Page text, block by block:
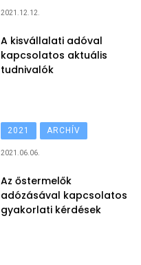
2021.12.12.
A kisvállalati adóval
kapcsolatos aktuális
tudnivalók
2021 ARCHÍV
2021.06.06.
Az őstermelők
adózásával kapcsolatos
gyakorlati kérdések